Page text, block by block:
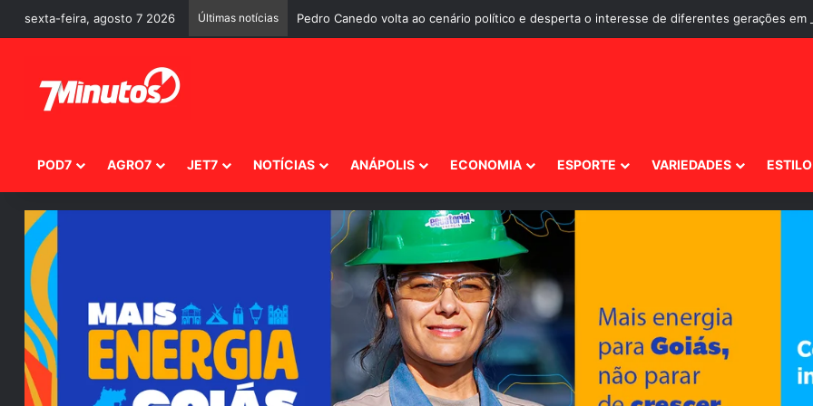
sexta-feira, agosto 7 2026 Últimas notícias Pedro Canedo volta ao cenário político e desperta o interesse de diferentes gerações em
POD7 AGRO7 JET7 NOTÍCIAS ANÁPOLIS ECONOMIA ESPORTE VARIEDADES ESTILO